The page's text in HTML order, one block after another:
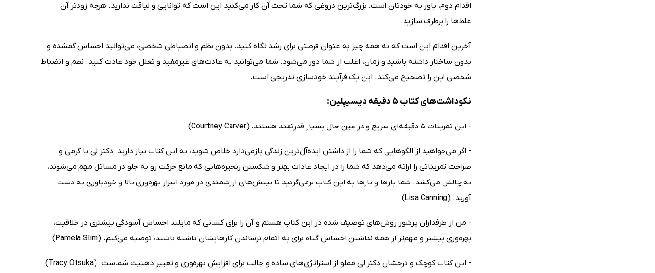
اقدام دوم، باور به خودتان است. بزرگ‌ترین دروغی که شما تحت آن کار می‌کنید این است که توانایی و لیاقت ندارید. هرچه زودتر آن
غلط‌ها را برطرف سازید.
آخرین اقدام این است که به همه چیز به عنوان فرصتی برای رشد نگاه کنید. بدون نظم و انضباطی شخصی، می‌توانید احساس گمشده و
بدون ساختار داشته باشید و زمان، اغلب از شما دور می‌شود. شما می‌توانید به عادت‌های غیرمفید و تعلل خود عادت کنید. نظم و انضباط
شخصی این را تصحیح می‌کند. این یک فرآیند خودسازی تدریجی است.
نکوداشت‌های کتاب 5 دقیقه دیسیپلین:
- این تمرینات 5 دقیقه‌ای سریع و در عین حال بسیار قدرتمند هستند. (Courtney Carver)
- اگر می‌خواهید از الگوهایی که شما را از داشتن ایده‌آل‌ترین زندگی بازمی‌دارد خلاص شوید، به این کتاب نیاز دارید. دکتر لی با گرمی و
صراحت تمریناتی را ارائه می‌دهد که شما را در ایجاد عادات بهتر و شکستن زنجیره‌هایی که مانع حرکت رو به جلو در مسائل مهم می‌شوند،
به چالش می‌کشد. شما بارها و بارها به این کتاب برمی‌گردید تا بینش‌های ارزشمندی در مورد اسرار بهره‌وری بالا و خودباوری به دست
آورید. (Lisa Canning)
- من از طرفداران پرشور روش‌های توصیف شده در این کتاب هستم و آن را برای کسانی که مایلند احساس آسودگی بیشتری در خلاقیت،
بهره‌وری بیشتر و مهم‌تر از همه نداشتن احساس گناه برای به اتمام نرساندن کارهایشان داشته باشند، توصیه می‌کنم. (Pamela Slim)
- این کتاب کوچک و درخشان دکتر لی مملو از استراتژی‌های ساده و جالب برای افزایش بهره‌وری و تغییر ذهنیت شماست. (Tracy Otsuka)